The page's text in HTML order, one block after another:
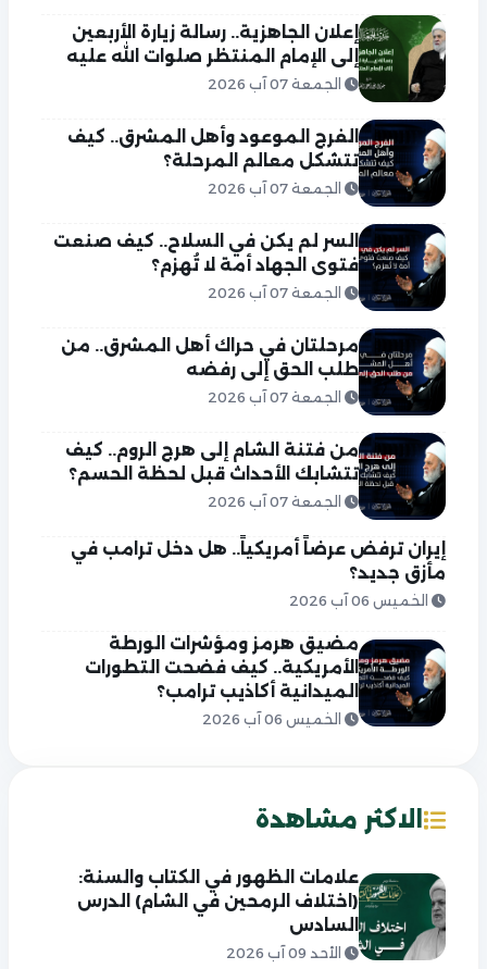
إعلان الجاهزية.. رسالة زيارة الأربعين
إلى الإمام المنتظر صلوات الله عليه
الجمعة 07 آب 2026
الفرج الموعود وأهل المشرق.. كيف
تتشكل معالم المرحلة؟
الجمعة 07 آب 2026
السر لم يكن في السلاح.. كيف صنعت
فتوى الجهاد أمة لا تُهزم؟
الجمعة 07 آب 2026
مرحلتان في حراك أهل المشرق.. من
طلب الحق إلى رفضه
الجمعة 07 آب 2026
من فتنة الشام إلى هرج الروم.. كيف
تتشابك الأحداث قبل لحظة الحسم؟
الجمعة 07 آب 2026
إيران ترفض عرضاً أمريكياً.. هل دخل ترامب في
مأزق جديد؟
الخميس 06 آب 2026
مضيق هرمز ومؤشرات الورطة
الأمريكية.. كيف فضحت التطورات
الميدانية أكاذيب ترامب؟
الخميس 06 آب 2026
الاكثر مشاهدة
علامات الظهور في الكتاب والسنة:
(اختلاف الرمحين في الشام) الدرس
السادس
الأحد 09 آب 2026